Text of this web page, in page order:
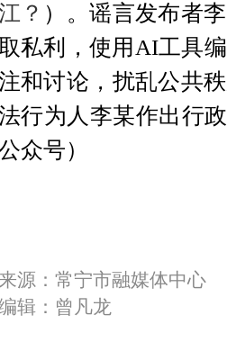
？ ）。谣言发布者
私利，使用AI工具
和讨论，扰乱公共
行为人李某作出行
众号）
来源：常宁市融媒体中心
辑：曾凡龙